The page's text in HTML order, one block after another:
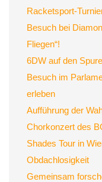
Racketsport-
Besuch bei
Fliegen“!
6DW auf den
Besuch im
erleben
Aufführung der
Chorkonzert des
Shades Tour in
Obdachlosigkeit
Gemeinsam